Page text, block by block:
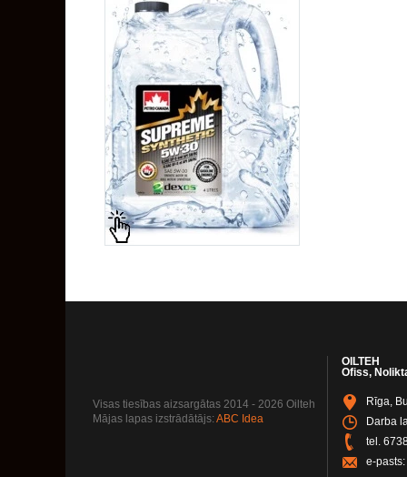
Visas tiesības aizsargātas 2014 - 2026 Oilteh
Mājas lapas izstrādātājs: ABC Idea
OILTEH
Ofiss,
Rīga,
Darba
tel.
e-pasts: